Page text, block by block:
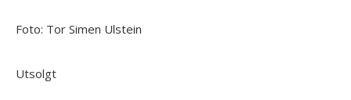
Foto: Tor Simen Ulstein
Utsolgt